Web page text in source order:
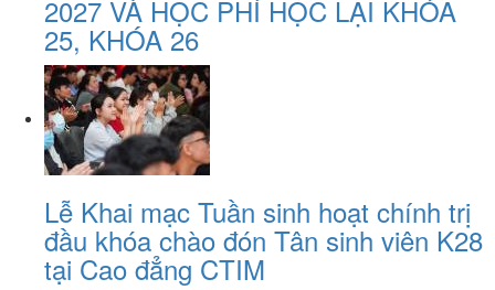
2027 VÀ HỌC PHÍ HỌC LẠI KHÓA
25, KHÓA 26
Lễ Khai mạc Tuần sinh hoạt chính trị
đầu khóa chào đón Tân sinh viên K28
tại Cao đẳng CTIM